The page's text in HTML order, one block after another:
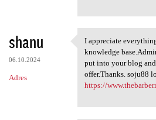
r
z
e
shanu
06.10.2024
Adres
I appreciate
I appreciate
knowledge
put into your blog
offer.Thanks. soju88
https://